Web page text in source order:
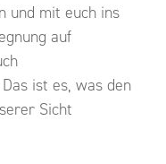
und mit euch ins
auf
ist es, was den
Sicht